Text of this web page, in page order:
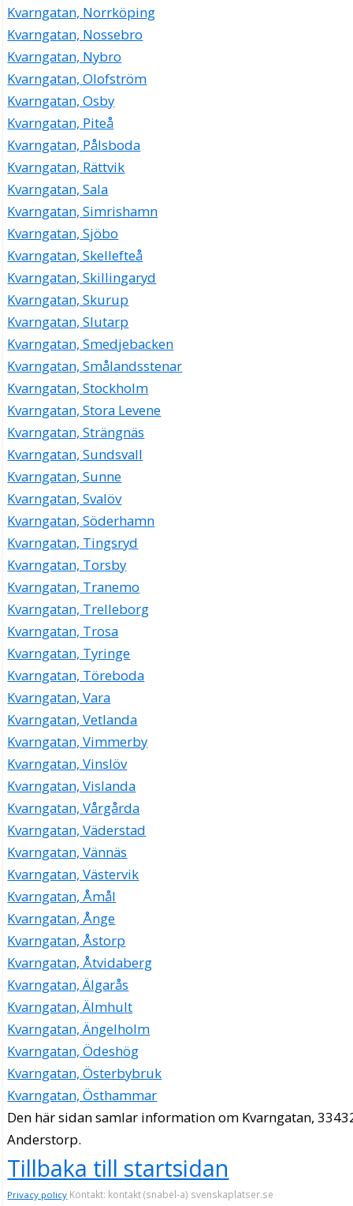
Kvarngatan, Norrköping
Kvarngatan, Nossebro
Kvarngatan, Nybro
Kvarngatan, Olofström
Kvarngatan, Osby
Kvarngatan, Piteå
Kvarngatan, Pålsboda
Kvarngatan, Rättvik
Kvarngatan, Sala
Kvarngatan, Simrishamn
Kvarngatan, Sjöbo
Kvarngatan, Skellefteå
Kvarngatan, Skillingaryd
Kvarngatan, Skurup
Kvarngatan, Slutarp
Kvarngatan, Smedjebacken
Kvarngatan, Smålandsstenar
Kvarngatan, Stockholm
Kvarngatan, Stora Levene
Kvarngatan, Strängnäs
Kvarngatan, Sundsvall
Kvarngatan, Sunne
Kvarngatan, Svalöv
Kvarngatan, Söderhamn
Kvarngatan, Tingsryd
Kvarngatan, Torsby
Kvarngatan, Tranemo
Kvarngatan, Trelleborg
Kvarngatan, Trosa
Kvarngatan, Tyringe
Kvarngatan, Töreboda
Kvarngatan, Vara
Kvarngatan, Vetlanda
Kvarngatan, Vimmerby
Kvarngatan, Vinslöv
Kvarngatan, Vislanda
Kvarngatan, Vårgårda
Kvarngatan, Väderstad
Kvarngatan, Vännäs
Kvarngatan, Västervik
Kvarngatan, Åmål
Kvarngatan, Ånge
Kvarngatan, Åstorp
Kvarngatan, Åtvidaberg
Kvarngatan, Älgarås
Kvarngatan, Älmhult
Kvarngatan, Ängelholm
Kvarngatan, Ödeshög
Kvarngatan, Österbybruk
Kvarngatan, Östhammar
Den här sidan samlar information om Kvarngatan,
Anderstorp.
Tillbaka till startsidan
Privacy policy Kontakt: kontakt (snabel-a) svenskaplatser.se